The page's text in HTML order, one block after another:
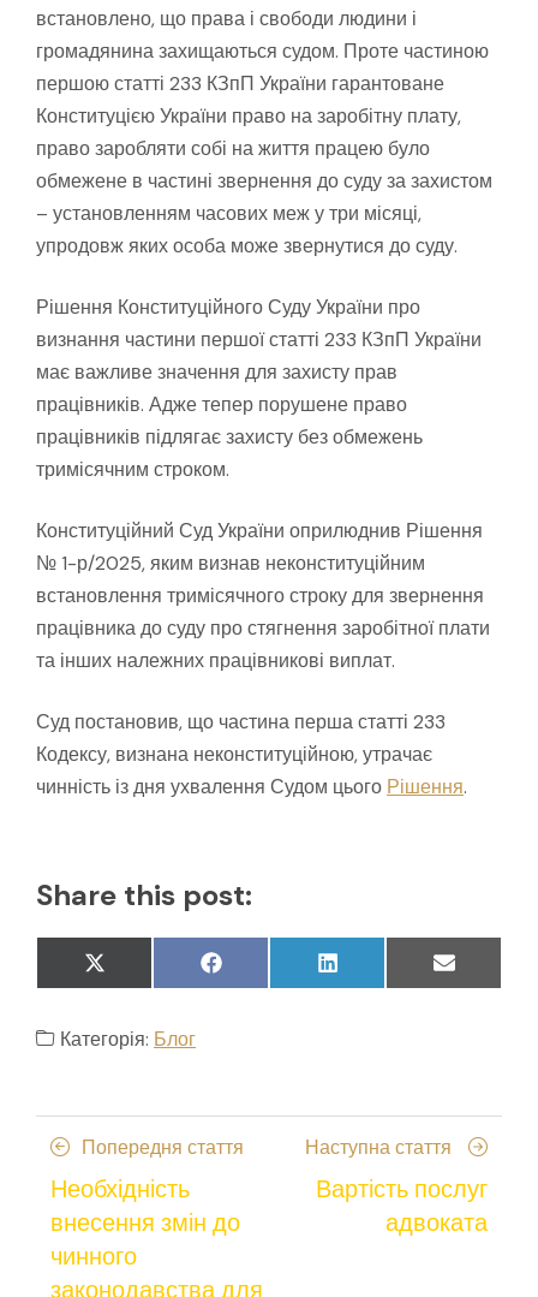
встановлено, що права і свободи людини і
громадянина захищаються судом. Проте частиною
першою статті 233 КЗпП України гарантоване
Конституцією України право на заробітну плату,
право заробляти собі на життя працею було
обмежене в частині звернення до суду за захистом
– установленням часових меж у три місяці,
упродовж яких особа може звернутися до суду.
Рішення Конституційного Суду України про
визнання частини першої статті 233 КЗпП України
має важливе значення для захисту прав
працівників. Адже тепер порушене право
працівників підлягає захисту без обмежень
тримісячним строком.
Конституційний Суд України оприлюднив Рішення
№ 1-р/2025, яким визнав неконституційним
встановлення тримісячного строку для звернення
працівника до суду про стягнення заробітної плати
та інших належних працівникові виплат.
Суд постановив, що частина перша статті 233
Кодексу, визнана неконституційною, утрачає
чинність із дня ухвалення Судом цього Рішення.
Share this post:
Share
on
X
(Twitter)
Share
on
Facebook Share
on
LinkedIn Share
on
Email
Категорія: Блог
Навігація
записів
Попередня стаття Попередня
Необхідність
внесення змін до
чинного
законодавства для
Наступна стаття
стаття
Вартість послуг
адвоката